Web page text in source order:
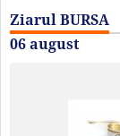
Ziarul BURSA
06 august